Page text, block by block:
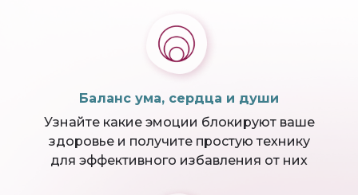
Баланс ума, сердца и души
Узнайте какие эмоции блокируют ваше
здоровье и получите простую технику
для эффективного избавления от них